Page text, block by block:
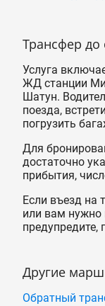
Трансфер до
Услуга
ЖД станции
Шатун.
поезда,
погрузить
Для
достаточно
прибытия,
Если въезд на
или вам нужно
предупредите,
Другие
Обратный